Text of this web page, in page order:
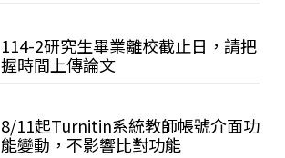
114-2研究生畢業離校截止日，請把
握時間上傳論文
8/11起Turnitin系統教師帳號介面功
能變動，不影響比對功能